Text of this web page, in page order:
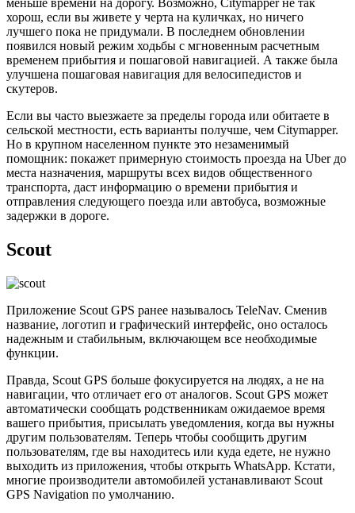
меньше времени на дорогу. Возможно, Citymapper не так
хорош, если вы живете у черта на куличках, но ничего
лучшего пока не придумали. В последнем обновлении
появился новый режим ходьбы с мгновенным расчетным
временем прибытия и пошаговой навигацией. А также была
улучшена пошаговая навигация для велосипедистов и
скутеров.
Если вы часто выезжаете за пределы города или обитаете в
сельской местности, есть варианты получше, чем Citymapper.
Но в крупном населенном пункте это незаменимый
помощник: покажет примерную стоимость проезда на Uber до
места назначения, маршруты всех видов общественного
транспорта, даст информацию о времени прибытия и
отправления следующего поезда или автобуса, возможные
задержки в дороге.
Scout
Приложение Scout GPS ранее называлось TeleNav. Сменив
название, логотип и графический интерфейс, оно осталось
надежным и стабильным, включающем все необходимые
функции.
Правда, Scout GPS больше фокусируется на людях, а не на
навигации, что отличает его от аналогов. Scout GPS может
автоматически сообщать родственникам ожидаемое время
вашего прибытия, присылать уведомления, когда вы нужны
другим пользователям. Теперь чтобы сообщить другим
пользователям, где вы находитесь или куда едете, не нужно
выходить из приложения, чтобы открыть WhatsApp. Кстати,
многие производители автомобилей устанавливают Scout
GPS Navigation по умолчанию.